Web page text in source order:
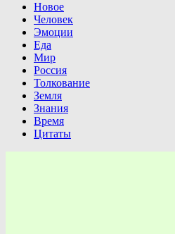
Новое
Человек
Эмоции
Еда
Мир
Россия
Толкование
Земля
Знания
Время
Цитаты